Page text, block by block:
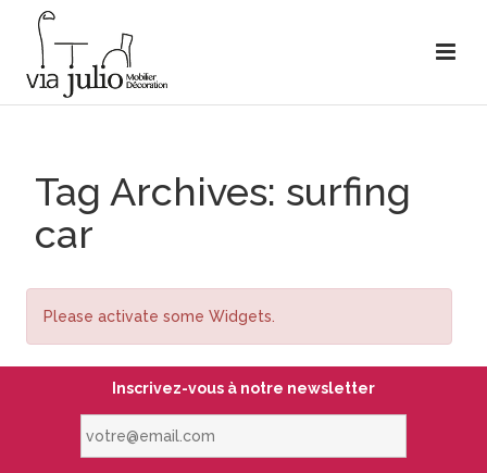
Tag Archives: surfing
car
Please activate some Widgets.
Inscrivez-vous à notre newsletter